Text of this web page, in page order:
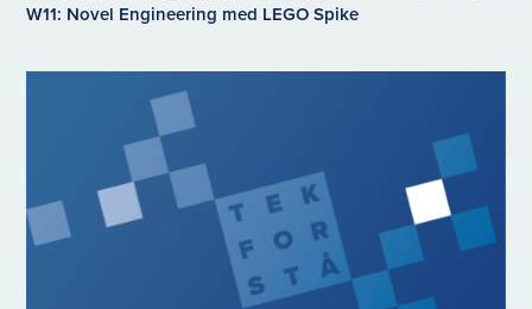
W11: Novel Engineering med LEGO Spike